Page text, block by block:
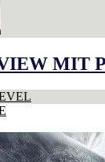
MIT